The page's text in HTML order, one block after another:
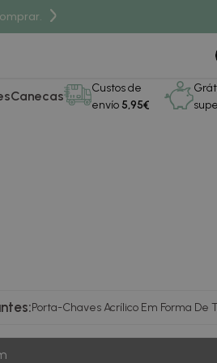
Canecas
Custos de
envío5,95€
Porta-Chaves Acrílico Em Forma De